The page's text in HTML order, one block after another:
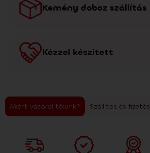
Kemény doboz szállítás
Kézzel készített
Miért vásárol tőlünk? Szállítas és fizetés